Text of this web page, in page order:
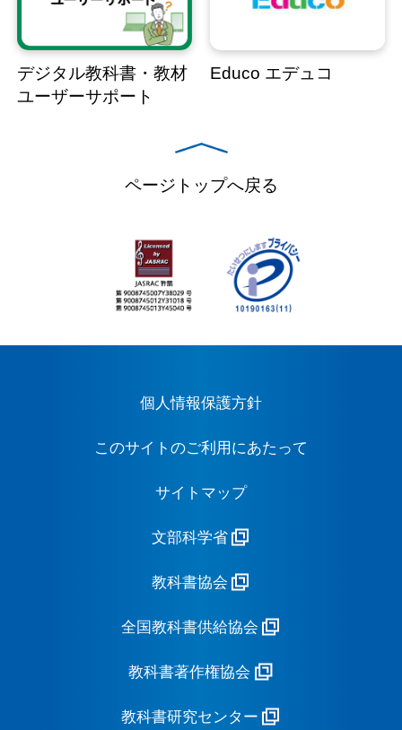
デジタル教科書・教材
ユーザーサポート
Educo エデュコ
ページトップへ戻る
個人情報保護方針
このサイトのご利用にあたって
サイトマップ
文部科学省
教科書協会
全国教科書供給協会
教科書著作権協会
教科書研究センター